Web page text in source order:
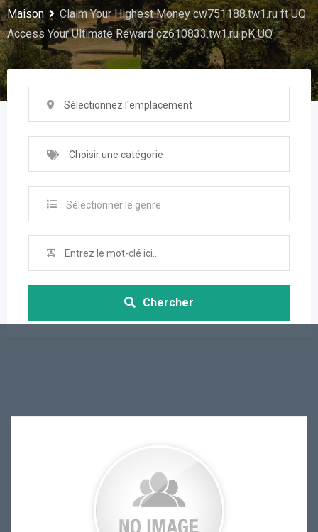
Maison
Claim Your Highest Money cw751188.tw1.ru ft UQ
Access Your Ultimate Reward cz610833.tw1.ru pK UQ
Sélectionnez l'emplacement
Choisir une catégorie
Sélectionner le genre
Chercher